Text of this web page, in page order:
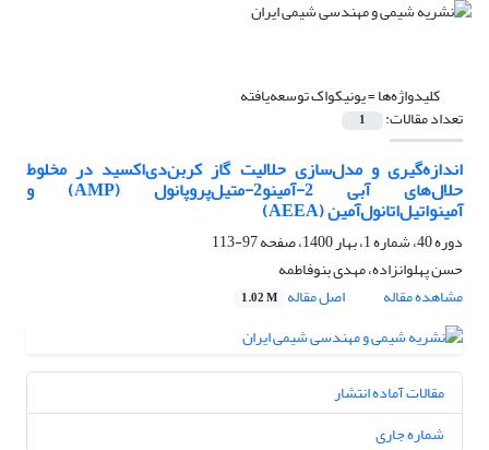
کلیدواژه‌ها =یونیکواک توسعه‌یافته
تعداد مقالات: 1
اندازه‌گیری و مدل‌سازی حلالیت گاز کربن‌دی‌اکسید در مخلوط
حلال‌های آبی 2-آمینو2-متیل‌پروپانول (AMP) و
آمینواتیل‌اتانول‌آمین (AEEA)
دوره 40، شماره 1، بهار 1400، صفحه
97-113
حسن پهلوانزاده، مهدی بنوفاطمه
مشاهده مقاله
اصل مقاله 1.02 M
مقالات آماده انتشار
شماره جاری